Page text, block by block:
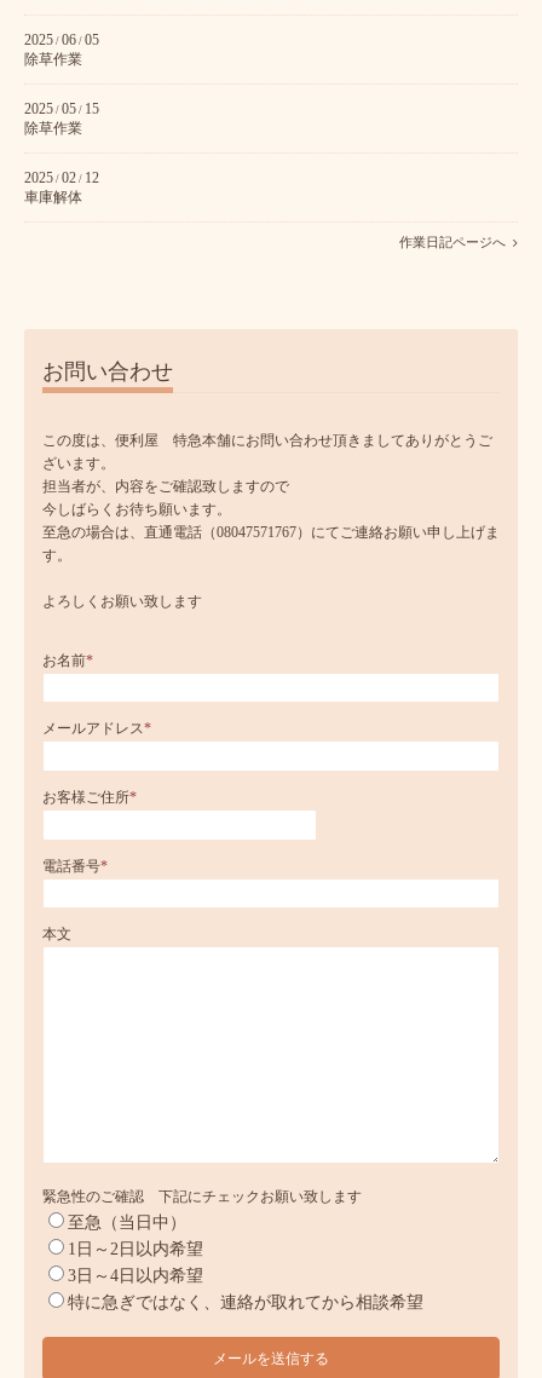
2025 / 06 / 05
除草作業
2025 / 05 / 15
除草作業
2025 / 02 / 12
車庫解体
作業日記ページへ
お問い合わせ
この度は、便利屋 特急本舗にお問い合わせ頂きましてありがとうご
ざいます。
担当者が、内容をご確認致しますので
今しばらくお待ち願います。
至急の場合は、直通電話（08047571767）にてご連絡お願い申し上げま
す。
よろしくお願い致します
お名前*
メールアドレス*
お客様ご住所*
電話番号*
本文
緊急性のご確認 下記にチェックお願い致します
至急（当日中）
1日～2日以内希望
3日～4日以内希望
特に急ぎではなく、連絡が取れてから相談希望